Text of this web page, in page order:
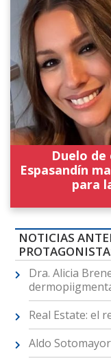
Duelo
Espasandín
para
NOTICIAS
Dra. Alicia
Real Estate: el
Aldo